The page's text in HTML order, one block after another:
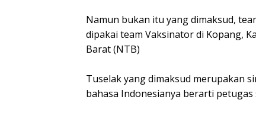
Namun bukan itu yang dimaksud,
dipakai team Vaksinator di Kopang,
Barat (NTB)
Tuselak yang dimaksud merupakan
bahasa Indonesianya berarti